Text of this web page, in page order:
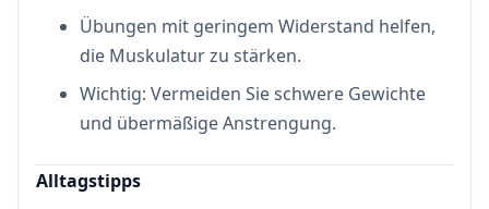
Übungen mit geringem Widerstand helfen,
die Muskulatur zu stärken.
Wichtig: Vermeiden Sie schwere Gewichte
und übermäßige Anstrengung.
Alltagstipps